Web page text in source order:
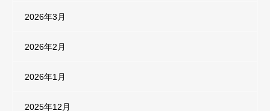
2026年3月
2026年2月
2026年1月
2025年12月